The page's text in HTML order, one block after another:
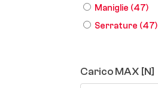
Maniglie (47)
Serrature (47)
Carico MAX [N]